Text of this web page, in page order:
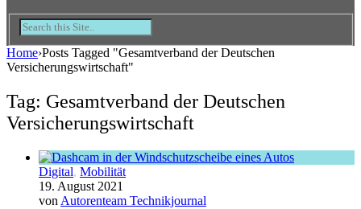
Home›Posts Tagged "Gesamtverband der Deutschen
Versicherungswirtschaft"
Tag: Gesamtverband der Deutschen
Versicherungswirtschaft
Digital, Mobilität
19. August 2021
von Autorenteam Technikjournal